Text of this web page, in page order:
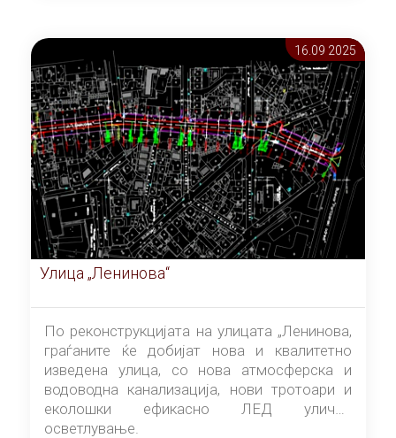
16.09 2025
Улица „Ленинова“
По реконструкцијата на улицата „Ленинова,
граѓаните ќе добијат нова и квалитетно
изведена улица, со нова атмосферска и
водоводна канализација, нови тротоари и
еколошки ефикасно ЛЕД улично
осветлување.